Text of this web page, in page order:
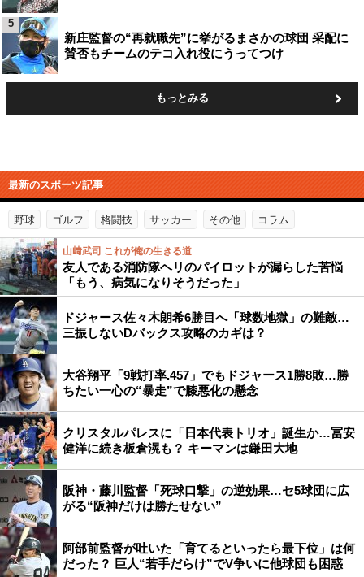
新庄監督の“再就職先”に挙がるまさかの球団 采配に
賛否もチームのテコ入れ役にうってつけ
5
もっとみる
最新のスポーツ記事
野球 ゴルフ 格闘技 サッカー その他 コラム
山﨑武司 これが俺の生きる道
友人である消防隊ヘリのパイロットが漏らした苦悩
「もう、病気になりそうだった」
ドジャース佐々木朗希6勝目へ「球数地獄」の難敵…
三振しないDバックス攻略のカギは？
大谷翔平「9戦打率.457」でもドジャース1勝8敗…勝
ちたい一心の“暴走”で膝悪化の懸念
クリスタルパレスに「日本代表トリオ」誕生か…冨安
健洋に続き板倉滉も？ キーマンは鎌田大地
阪神・藤川監督「死球口撃」の逆効果…セ5球団に広
がる“阪神だけは勝たせない”
阿部前監督が吐いた「育てるといったら最下位」は何
だった？ 巨人“若手だらけ”でV争いに他球団も困惑